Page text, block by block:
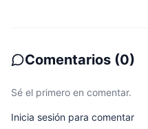
Comentarios (0)
Sé el primero en comentar.
Inicia sesión para comentar